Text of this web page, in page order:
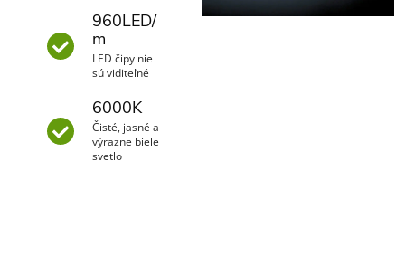
960LED/
m
LED čipy nie
sú viditeľné
6000K
Čisté, jasné a
výrazne biele
svetlo